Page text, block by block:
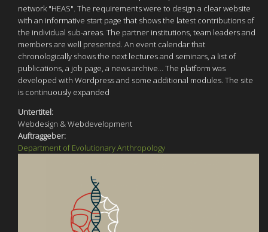
network "HEAS". The requirements were to design a clear website
with an informative start page that shows the latest contributions of
the individual sub-areas. The partner institutions, team leaders and
members are well presented. An event calendar that
chronologically shows the next lectures and seminars, a list of
publications, a job page, a news archive... The platform was
developed with Wordpress and some additional modules. The site
is continuously expanded
Untertitel:
Webdesign & Webdevelopment
Auftraggeber:
Department of Evolutionary Anthropology